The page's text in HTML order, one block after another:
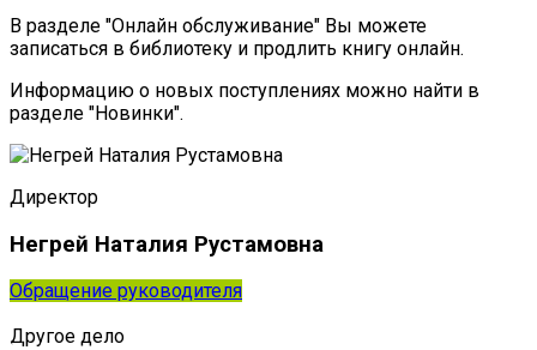
В разделе "Онлайн обслуживание" Вы можете
записаться в библиотеку и продлить книгу онлайн.
Информацию о новых поступлениях можно найти в
разделе "Новинки".
Директор
Негрей Наталия Рустамовна
Обращение руководителя
Другое дело